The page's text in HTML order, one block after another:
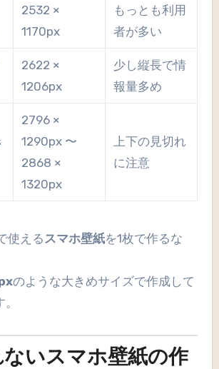
2532 ×
1170px
もっとも利用
者が多い
2622 ×
1206px
少し縦長で情
報量多め
2796 ×
1290px 〜
2868 ×
1320px
上下の見切れ
に注意
使えるスマホ壁紙を1枚で作るな
のような大きめサイズで作成して
いスマホ壁紙の作